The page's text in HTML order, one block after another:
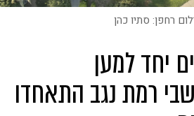
רחפן: סתיו כהן
יחד למען
רמת נגב התאחדו